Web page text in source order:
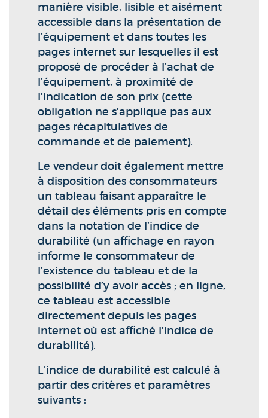
manière visible, lisible et aisément
accessible dans la présentation de
l’équipement et dans toutes les
pages internet sur lesquelles il est
proposé de procéder à l’achat de
l’équipement, à proximité de
l’indication de son prix (cette
obligation ne s’applique pas aux
pages récapitulatives de
commande et de paiement).
Le vendeur doit également mettre
à disposition des consommateurs
un tableau faisant apparaître le
détail des éléments pris en compte
dans la notation de l’indice de
durabilité (un affichage en rayon
informe le consommateur de
l’existence du tableau et de la
possibilité d’y avoir accès ; en ligne,
ce tableau est accessible
directement depuis les pages
internet où est affiché l’indice de
durabilité).
L’indice de durabilité est calculé à
partir des critères et paramètres
suivants :